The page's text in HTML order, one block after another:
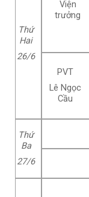
Thứ
Hai
26/6
Viện
trưởng
PVT
Lê Ngọc
Cầu
Thứ
Ba
27/6